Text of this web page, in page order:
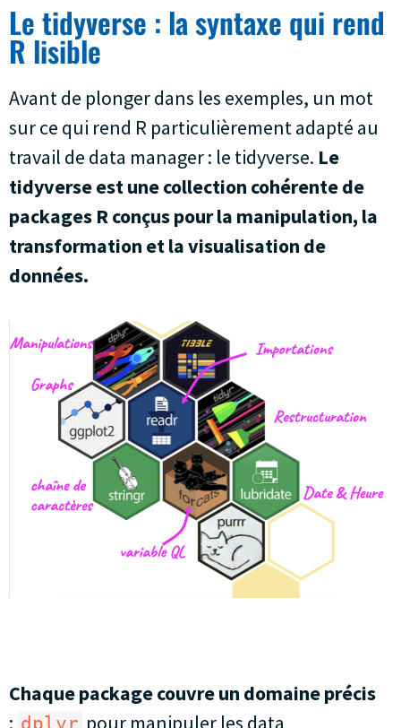
Le tidyverse : la syntaxe qui rend
R lisible
Avant de plonger dans les exemples, un mot
sur ce qui rend R particulièrement adapté au
travail de data manager : le tidyverse. Le
tidyverse est une collection cohérente de
packages R conçus pour la manipulation, la
transformation et la visualisation de
données.
Chaque package couvre un domaine précis
: dplyr pour manipuler les data